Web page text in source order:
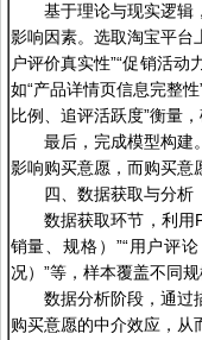
基于理论与现实逻辑
影响因素。选取淘宝平台
户评价真实性”“促销活
如“产品详情页信息完整
比例、追评活跃度”衡量
最后，完成模型构建
影响购买意愿，而购买意
四、数据获取与分析
数据获取环节，利用
销量、规格）”“用户评
况）”等，样本覆盖不同
数据分析阶段，通过
购买意愿的中介效应，从